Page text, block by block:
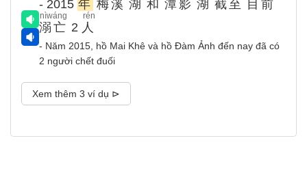
- 2015 年 梅溪 湖 和 潭影 湖 截至 目前
溺亡
nìwáng
2 人
rén
- Năm 2015, hồ Mai Khê và hồ Đàm Ảnh đến nay đã có
2 người chết đuối
Xem thêm 3 ví dụ ⊳